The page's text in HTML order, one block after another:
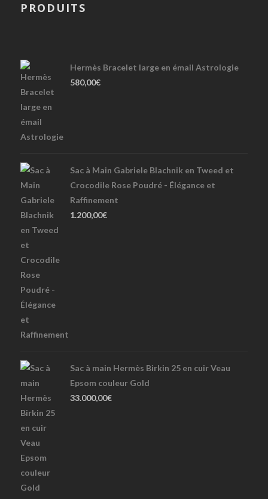
PRODUITS
Hermès Bracelet large en émail Astrologie
580,00€
Sac à Main Gabriele Blachnik en Tweed et
Crocodile Rose Poudré - Élégance et
Raffinement
1.200,00€
Sac à main Hermès Birkin 25 en cuir Veau
Epsom couleur Gold
33.000,00€